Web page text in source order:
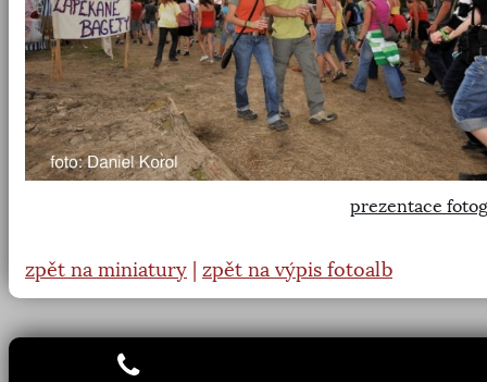
prezentace
zpět na miniatury zpět na výpis fotoalb